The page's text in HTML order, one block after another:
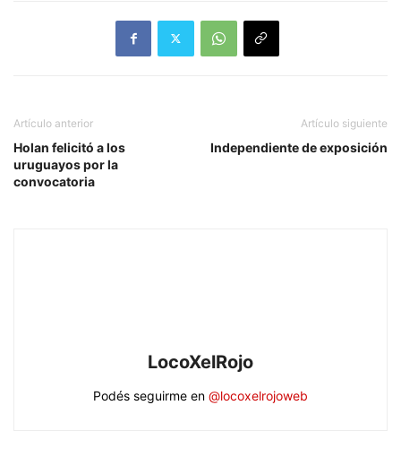
Artículo anterior
Holan felicitó a los
uruguayos por la
convocatoria
Artículo siguiente
Independiente de exposición
LocoXelRojo
Podés seguirme en @locoxelrojoweb